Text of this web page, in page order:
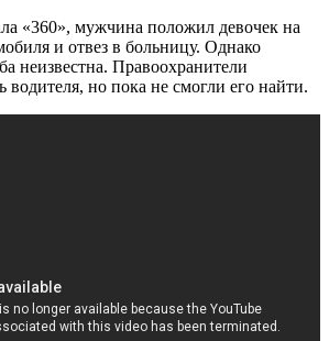
«360», мужчина положил девочек на
и отвез в больницу. Однако
неизвестна. Правоохранители
водителя, но пока не смогли его найти.